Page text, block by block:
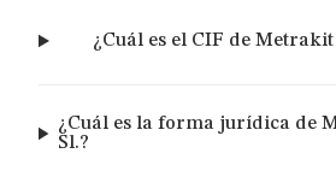
¿Cuál es el CIF de Metrakit
¿Cuál es la forma jurídica de
Sl.?